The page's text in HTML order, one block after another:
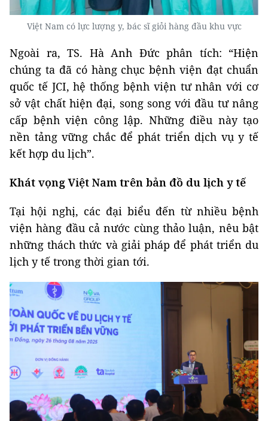
Việt Nam có lực lượng y, bác sĩ giỏi hàng đầu khu vực
Ngoài ra, TS. Hà Anh Đức phân tích: “Hiện
chúng ta đã có hàng chục bệnh viện đạt chuẩn
quốc tế JCI, hệ thống bệnh viện tư nhân với cơ
sở vật chất hiện đại, song song với đầu tư nâng
cấp bệnh viện công lập. Những điều này tạo
nền tảng vững chắc để phát triển dịch vụ y tế
kết hợp du lịch”.
Khát vọng Việt Nam trên bản đồ du lịch y tế
Tại hội nghị, các đại biểu đến từ nhiều bệnh
viện hàng đầu cả nước cùng thảo luận, nêu bật
những thách thức và giải pháp để phát triển du
lịch y tế trong thời gian tới.